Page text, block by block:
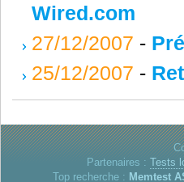
Wired.com
27/12/2007 -
25/12/2007 -
Partenaires : Tests
Top recherche : Memtest